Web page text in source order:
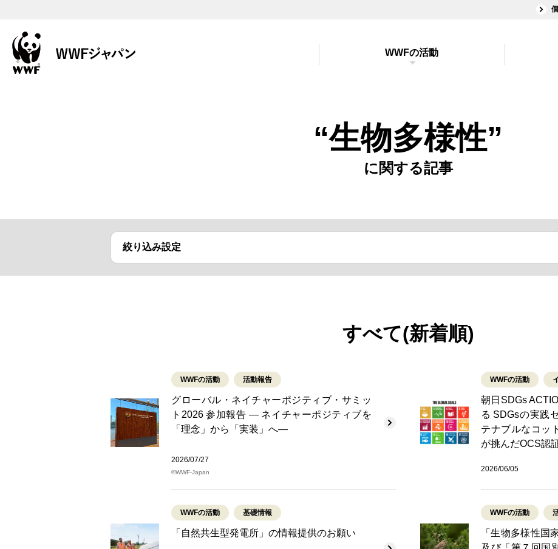
WWFの活動
“生物多様性”
に関する記事
絞り込み設定
すべて(新着順)
WWFの活動 活動報告
グローバル・ネイチャーポジティブ・サミッ
ト2026 参加報告 ― ネイチャーポジティブを
「理念」から「実装」へ―
2026/07/27
©WWF-Japan
WWFの活動
朝日SDGs
る SDGsの実践
テナブルなコッ
が挑んだOCS認
2026/06/05
WWFの活動 基礎情報
「自然共生型発電所」の情報提供のお願い
WWFの活動
「生物多様性国